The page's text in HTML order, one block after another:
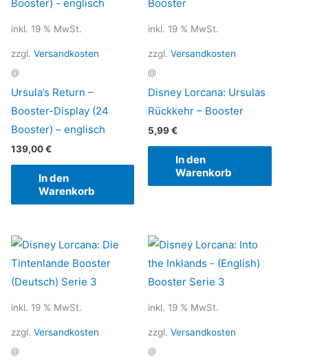
inkl. 19 % MwSt.
zzgl. Versandkosten
@
Ursula’s Return –
Booster-Display (24
Booster) – englisch
139,00€
In den
Warenkorb
inkl. 19 % MwSt.
zzgl.Versandkosten
@
Disney Lorcana: Ursulas
Rückkehr – Booster
5,99€
In den
Warenkorb
inkl. 19 % MwSt.
zzgl. Versandkosten
@
inkl. 19 % MwSt.
zzgl.Versandkosten
@